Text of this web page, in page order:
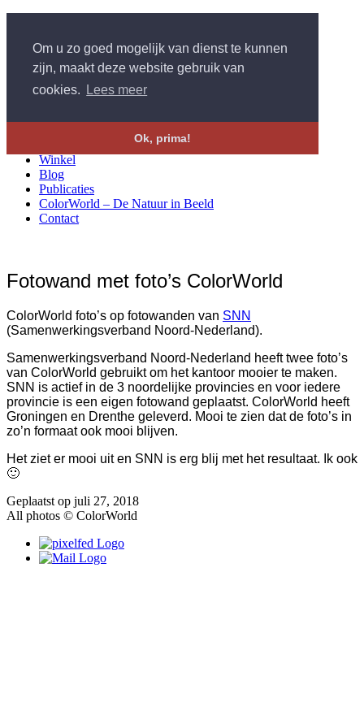
Om u zo goed mogelijk van dienst te kunnen
zijn, maakt deze website gebruik van
cookies.
Lees meer
Ok, prima!
Winkel
Blog
Publicaties
ColorWorld – De Natuur in Beeld
Contact
Fotowand met foto’s ColorWorld
ColorWorld foto’s op fotowanden van SNN
(Samenwerkingsverband Noord-Nederland).
Samenwerkingsverband Noord-Nederland heeft twee foto’s
van ColorWorld gebruikt om het kantoor mooier te maken.
SNN is actief in de 3 noordelijke provincies en voor iedere
provincie is een eigen fotowand geplaatst. ColorWorld heeft
Groningen en Drenthe geleverd. Mooi te zien dat de foto’s in
zo’n formaat ook mooi blijven.
Het ziet er mooi uit en SNN is erg blij met het resultaat. Ik ook
🙂
Geplaatst op juli 27, 2018
All photos © ColorWorld